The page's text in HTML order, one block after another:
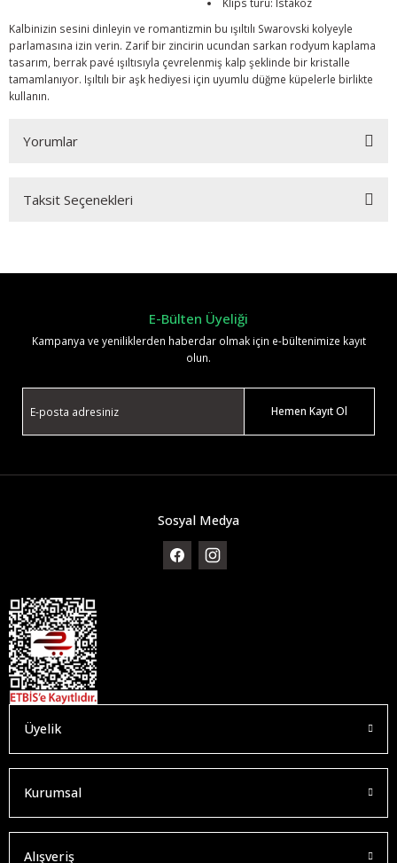
Kalbinizin sesini dinleyin ve romantizmin bu ışıltılı Swarovski kolyeyle
parlamasına izin verin. Zarif bir zincirin ucundan sarkan rodyum kaplama
tasarım, berrak pavé ışıltısıyla çevrelenmiş kalp şeklinde bir kristalle
tamamlanıyor. Işıltılı bir aşk hediyesi için uyumlu düğme küpelerle birlikte
kullanın.
Yorumlar
Taksit Seçenekleri
E-Bülten Üyeliği
Kampanya ve yeniliklerden haberdar olmak için e-bültenimize kayıt
olun.
Hemen Kayıt Ol
Sosyal Medya
Üyelik
Kurumsal
Alışveriş